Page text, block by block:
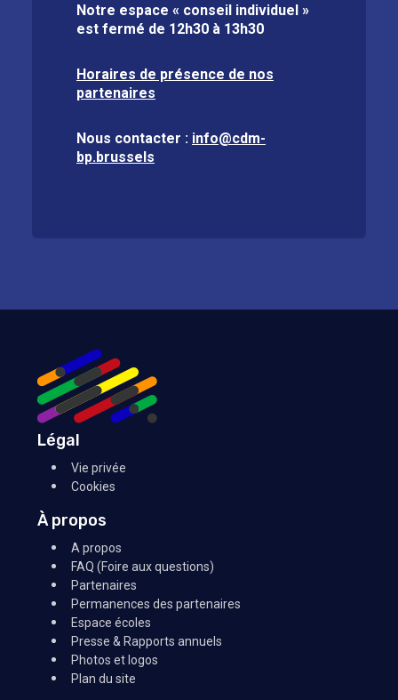
Notre espace « conseil individuel »
est fermé de 12h30 à 13h30
Horaires de présence de nos
partenaires
Nous contacter : info@cdm-
bp.brussels
Légal
Vie privée
Cookies
À propos
A propos
FAQ (Foire aux questions)
Partenaires
Permanences des partenaires
Espace écoles
Presse & Rapports annuels
Photos et logos
Plan du site